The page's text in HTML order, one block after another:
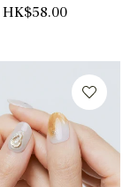
正
價
HK$58.00